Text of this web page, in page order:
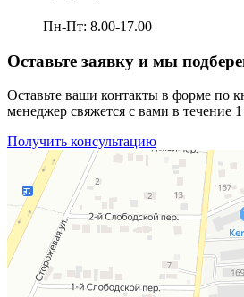
Пн-Пт: 8.00-17.00
Оставьте заявку и мы
Оставьте ваши контакты в форме по
менеджер свяжется с вами в течение
Получить консультацию